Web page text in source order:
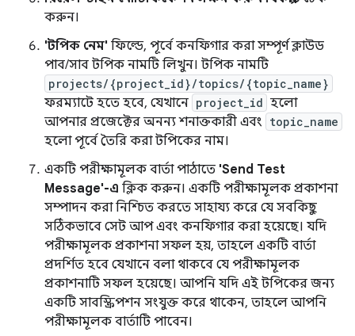
করুন।
'টপিক নেম' ফিল্ডে, পূর্বে কনফিগার করা সম্পূর্ণ ক্লাউড
পাব/সাব টপিক নামটি লিখুন। টপিক নামটি
projects/{project_id}/topics/{topic_name}
ফরম্যাটে হতে হবে, যেখানে project_id হলো
আপনার প্রজেক্টের অনন্য শনাক্তকারী এবং topic_name
হলো পূর্বে তৈরি করা টপিকের নাম।
একটি পরীক্ষামূলক বার্তা পাঠাতে 'Send Test
Message'-এ ক্লিক করুন। একটি পরীক্ষামূলক প্রকাশনা
সম্পাদন করা নিশ্চিত করতে সাহায্য করে যে সবকিছু
সঠিকভাবে সেট আপ এবং কনফিগার করা হয়েছে। যদি
পরীক্ষামূলক প্রকাশনা সফল হয়, তাহলে একটি বার্তা
প্রদর্শিত হবে যেখানে বলা থাকবে যে পরীক্ষামূলক
প্রকাশনাটি সফল হয়েছে। আপনি যদি এই টপিকের জন্য
একটি সাবস্ক্রিপশন সংযুক্ত করে থাকেন, তাহলে আপনি
পরীক্ষামূলক বার্তাটি পাবেন।